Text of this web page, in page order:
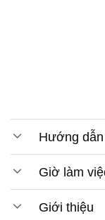
Hướng
Giờ làm
Giới thiệu